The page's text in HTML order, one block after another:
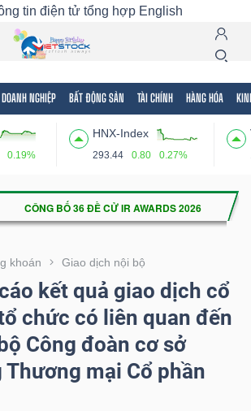
tin điện tử tổng hợp English
DOANH NGHIỆP BẤT ĐỘNG SẢN TÀI CHÍNH HÀNG HÓA
0.19%
HNX-Index
293.44 0.80 0.27%
khoán Giao dịch nội bộ
kết quả giao dịch cổ
chức có liên quan đến
Công đoàn cơ sở
Thương mại Cổ phần
Ngành Mã chứng khoán